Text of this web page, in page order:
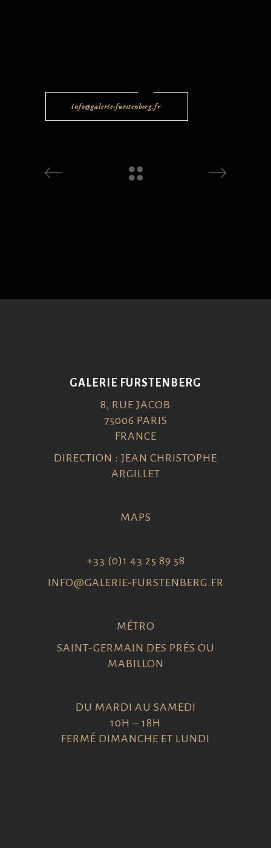
info@galerie-furstenberg.fr
GALERIE FURSTENBERG
8, RUE JACOB
75006 PARIS
FRANCE
DIRECTION : JEAN CHRISTOPHE
ARGILLET
MAPS
+33 (0)1 43 25 89 58
INFO@GALERIE-FURSTENBERG.FR
MÉTRO
SAINT-GERMAIN DES PRÉS OU
MABILLON
DU MARDI AU SAMEDI
10H – 18H
FERMÉ DIMANCHE ET LUNDI